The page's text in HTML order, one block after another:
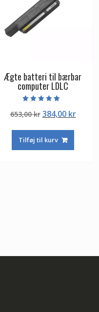
Ægte batteri til bærbar
computer LDLC
5.00
ud af 5
653,00kr Den
pris
var:
384,00 krDen
Tilføj til kurv